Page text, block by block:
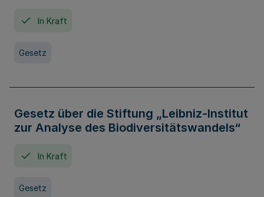
In Kraft
Gesetz
Gesetz über die Stiftung „Leibniz-Institut
zur Analyse des Biodiversitätswandels“
In Kraft
Gesetz